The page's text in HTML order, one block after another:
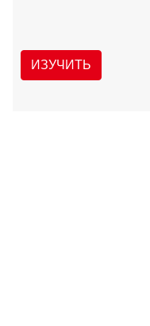
ИЗУЧИТЬ